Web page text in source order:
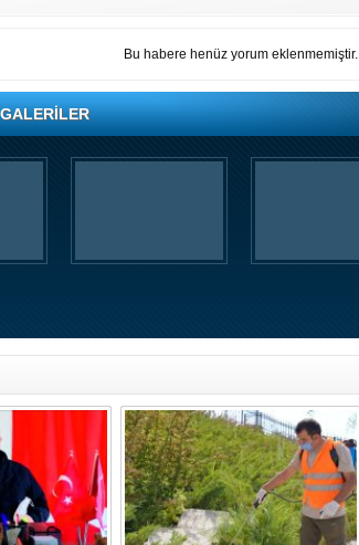
Bu habere henüz yorum eklenmemiştir.
GALERİLER